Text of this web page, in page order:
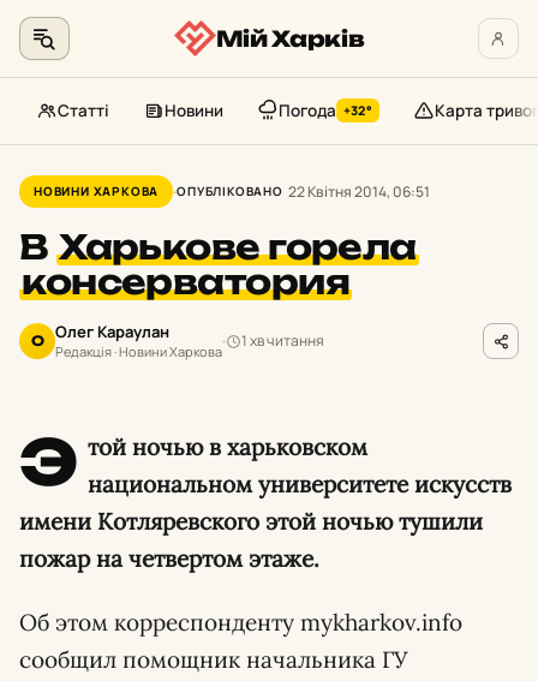
до
контенту
Мій Харків
Статті Новини Погода +32° Карта тривог
НОВИНИ ХАРКОВА ОПУБЛІКОВАНО 22 Квітня 2014, 06:51
В Харькове горела
консерватория
О Олег Караулан
Редакція · Новини Харкова
1 хв читання
Э той ночью в харьковском
национальном университете искусств
имени Котляревского этой ночью тушили
пожар на четвертом этаже.
Об этом корреспонденту mykharkov.info
сообщил помощник начальника ГУ